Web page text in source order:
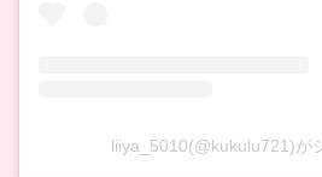
liiya_5010(@kukulu721)が